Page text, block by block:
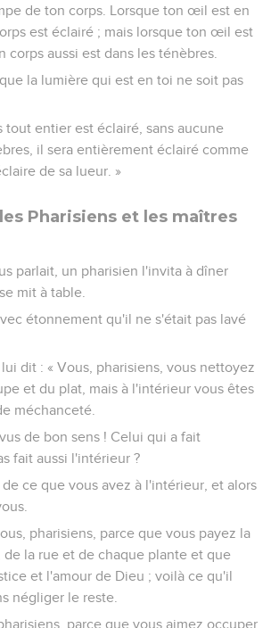
de ton corps. Lorsque ton œil est en
est éclairé ; mais lorsque ton œil est
corps aussi est dans les ténèbres.
la lumière qui est en toi ne soit pas
tout entier est éclairé, sans aucune
il sera entièrement éclairé comme
de sa lueur. »
Pharisiens et les maîtres
parlait, un pharisien l'invita à dîner
mit à table.
étonnement qu'il ne s'était pas lavé
dit : « Vous, pharisiens, vous nettoyez
et du plat, mais à l'intérieur vous êtes
méchanceté.
de bon sens ! Celui qui a fait
fait aussi l'intérieur ?
ce que vous avez à l'intérieur, et alors
pharisiens, parce que vous payez la
de la rue et de chaque plante et que
et l'amour de Dieu ; voilà ce qu'il
négliger le reste.
parce que vous aimez occuper